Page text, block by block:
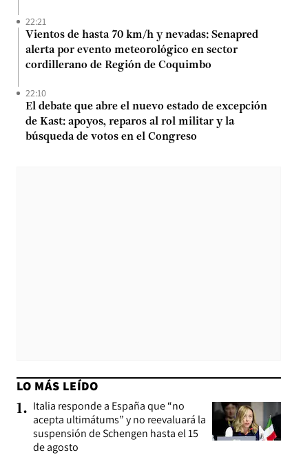
22:21
Vientos de hasta 70 km/h y nevadas: Senapred
alerta por evento meteorológico en sector
cordillerano de Región de Coquimbo
22:10
El debate que abre el nuevo estado de excepción
de Kast: apoyos, reparos al rol militar y la
búsqueda de votos en el Congreso
LO MÁS LEÍDO
1. Italia responde a España que “no
acepta ultimátums” y no reevaluará la
suspensión de Schengen hasta el 15
de agosto